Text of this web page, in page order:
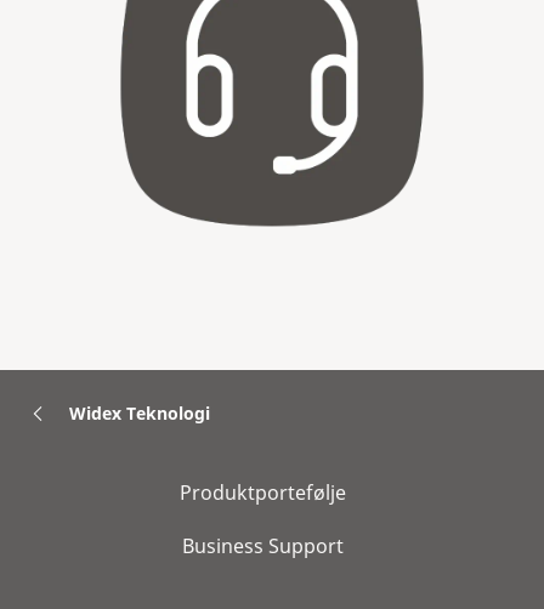
Widex Teknologi
Produktportefølje
Business Support